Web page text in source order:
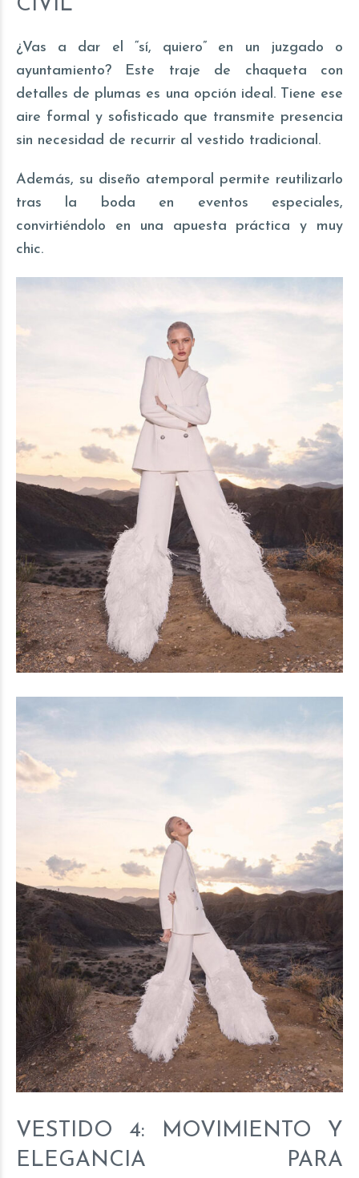
CIVIL
¿Vas a dar el “sí, quiero” en un juzgado o
ayuntamiento? Este traje de chaqueta con
detalles de plumas es una opción ideal. Tiene ese
aire formal y sofisticado que transmite presencia
sin necesidad de recurrir al vestido tradicional.
Además, su diseño atemporal permite reutilizarlo
tras la boda en eventos especiales,
convirtiéndolo en una apuesta práctica y muy
chic.
VESTIDO 4: MOVIMIENTO Y
ELEGANCIA PARA